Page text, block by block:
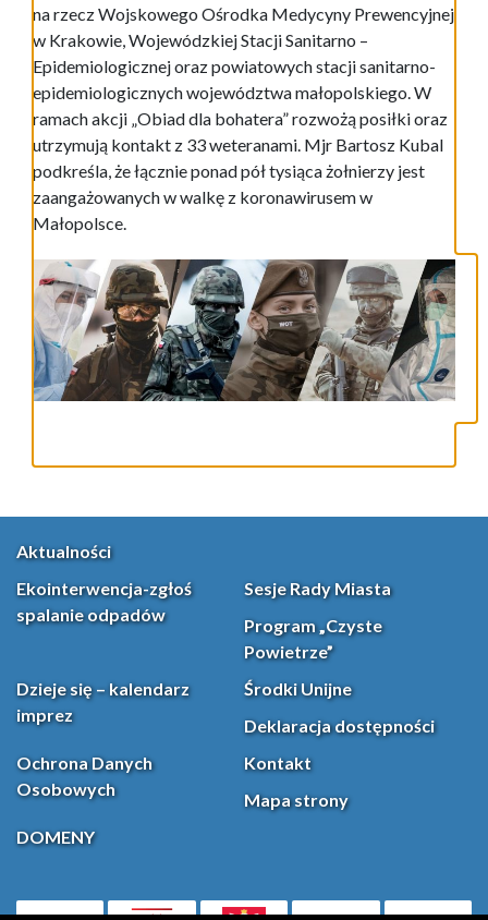
na rzecz Wojskowego Ośrodka Medycyny Prewencyjnej
w Krakowie, Wojewódzkiej Stacji Sanitarno –
Epidemiologicznej oraz powiatowych stacji sanitarno-
epidemiologicznych województwa małopolskiego. W
ramach akcji „Obiad dla bohatera” rozwożą posiłki oraz
utrzymują kontakt z 33 weteranami. Mjr Bartosz Kubal
podkreśla, że łącznie ponad pół tysiąca żołnierzy jest
zaangażowanych w walkę z koronawirusem w
Małopolsce.
Aktualności
Ekointerwencja-zgłoś
spalanie odpadów
Sesje Rady Miasta
Program „Czyste
Powietrze”
Dzieje się – kalendarz
imprez
Środki Unijne
Deklaracja dostępności
Ochrona Danych
Osobowych
Kontakt
Mapa strony
DOMENY